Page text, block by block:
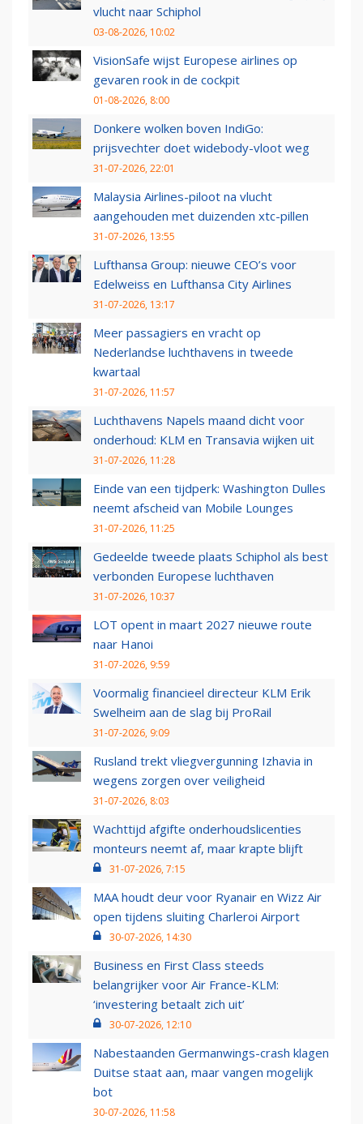
vlucht naar Schiphol
03-08-2026, 10:02
VisionSafe wijst Europese airlines op
gevaren rook in de cockpit
01-08-2026, 8:00
Donkere wolken boven IndiGo:
prijsvechter doet widebody-vloot weg
31-07-2026, 22:01
Malaysia Airlines-piloot na vlucht
aangehouden met duizenden xtc-pillen
31-07-2026, 13:55
Lufthansa Group: nieuwe CEO’s voor
Edelweiss en Lufthansa City Airlines
31-07-2026, 13:17
Meer passagiers en vracht op
Nederlandse luchthavens in tweede
kwartaal
31-07-2026, 11:57
Luchthavens Napels maand dicht voor
onderhoud: KLM en Transavia wijken uit
31-07-2026, 11:28
Einde van een tijdperk: Washington Dulles
neemt afscheid van Mobile Lounges
31-07-2026, 11:25
Gedeelde tweede plaats Schiphol als best
verbonden Europese luchthaven
31-07-2026, 10:37
LOT opent in maart 2027 nieuwe route
naar Hanoi
31-07-2026, 9:59
Voormalig financieel directeur KLM Erik
Swelheim aan de slag bij ProRail
31-07-2026, 9:09
Rusland trekt vliegvergunning Izhavia in
wegens zorgen over veiligheid
31-07-2026, 8:03
Wachttijd afgifte onderhoudslicenties
monteurs neemt af, maar krapte blijft
31-07-2026, 7:15
MAA houdt deur voor Ryanair en Wizz Air
open tijdens sluiting Charleroi Airport
30-07-2026, 14:30
Business en First Class steeds
belangrijker voor Air France-KLM:
‘investering betaalt zich uit’
30-07-2026, 12:10
Nabestaanden Germanwings-crash klagen
Duitse staat aan, maar vangen mogelijk
bot
30-07-2026, 11:58